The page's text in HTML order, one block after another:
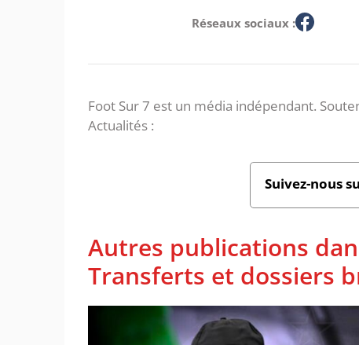
Réseaux sociaux :
Foot Sur 7 est un média indépendant.
Actualités :
Suivez-nous
Autres publications
Transferts et dossiers